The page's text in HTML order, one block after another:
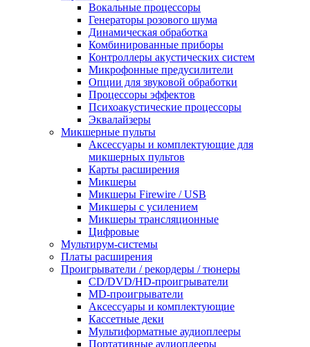
Вокальные процессоры
Генераторы розового шума
Динамическая обработка
Комбинированные приборы
Контроллеры акустических систем
Микрофонные предусилители
Опции для звуковой обработки
Процессоры эффектов
Психоакустические процессоры
Эквалайзеры
Микшерные пульты
Аксессуары и комплектующие для
микшерных пультов
Карты расширения
Микшеры
Микшеры Firewire / USB
Микшеры с усилением
Микшеры трансляционные
Цифровые
Мультирум-системы
Платы расширения
Проигрыватели / рекордеры / тюнеры
CD/DVD/HD-проигрыватели
MD-проигрыватели
Аксессуары и комплектующие
Кассетные деки
Мультиформатные аудиоплееры
Портативные аудиоплееры